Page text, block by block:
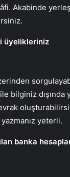
Akabinde
üyelikleriniz
bilginiz
yazmanız yeterli.
banka